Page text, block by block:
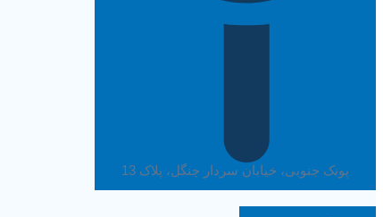
پونک جنوبی، خیابان سردار جنگل، پلاک 13